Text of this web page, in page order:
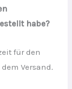
habe?
für den
dem Versand.